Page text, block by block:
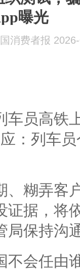
曝光
消费者报
车员高铁
：列车
、糊弄客
证据，将
局保持沟
不会任由